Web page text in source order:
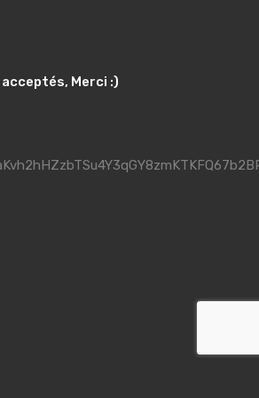
acceptés, Merci :)